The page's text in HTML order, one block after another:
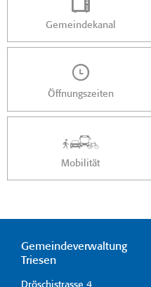
Gemeindekanal
Öffnungszeiten
Mobilität
Gemeindeverwaltung
Triesen